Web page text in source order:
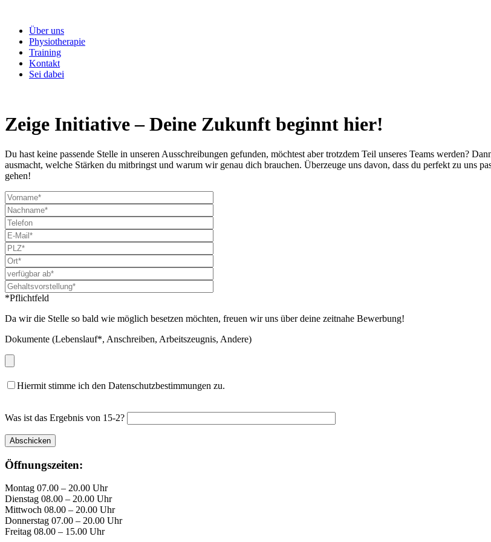
Über uns
Physiotherapie
Training
Kontakt
Sei dabei
Zeige Initiative – Deine Zukunft beginnt hier!
Du hast keine passende Stelle in unseren Ausschreibungen gefunden, möchtest aber trotzdem Teil unseres Teams werden?
ausmacht, welche Stärken du mitbringst und warum wir genau dich brauchen. Überzeuge uns davon, dass du perfekt zu uns
gehen!
*Pflichtfeld
Da wir die Stelle so bald wie möglich besetzen möchten, freuen wir uns über deine zeitnahe Bewerbung!
Dokumente (Lebenslauf*, Anschreiben, Arbeitszeugnis, Andere)
Hiermit stimme ich den Datenschutzbestimmungen zu.
Was ist das Ergebnis von 15-2?
Öffnungszeiten:
Montag 07.00 – 20.00 Uhr
Dienstag 08.00 – 20.00 Uhr
Mittwoch 08.00 – 20.00 Uhr
Donnerstag 07.00 – 20.00 Uhr
Freitag 08.00 – 15.00 Uhr